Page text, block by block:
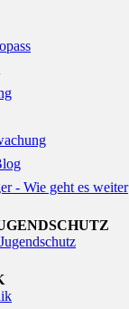
- Wie geht es weiter